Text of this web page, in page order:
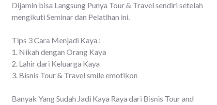
Dijamin bisa Langsung Punya Tour & Travel sendiri setelah
mengikuti Seminar dan Pelatihan ini.
Tips 3 Cara Menjadi Kaya :
1. Nikah dengan Orang Kaya
2. Lahir dari Keluarga Kaya
3. Bisnis Tour & Travel smile emotikon
Banyak Yang Sudah Jadi Kaya Raya dari Bisnis Tour and